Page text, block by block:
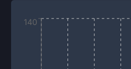
140